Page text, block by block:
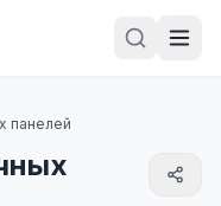
панелей